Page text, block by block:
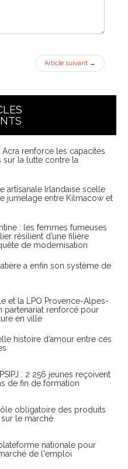
Article suivant →
Acra renforce les capacités
sur la lutte contre la
artisanale Irlandaise scelle
jumelage entre Kilmacow et
: les femmes fumeuses
résilient d’une filière
de modernisation
a enfin son système de
et la LPO Provence-Alpes-
partenariat renforcé pour
en ville
histoire d’amour entre ces
: 2 256 jeunes reçoivent
de fin de formation
obligatoire des produits
le marché
nationale pour
de l'emploi